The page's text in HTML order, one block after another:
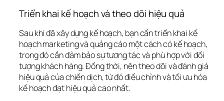
Triển khai kế hoạch và theo dõi hiệu quả
Sau khi đã xây dựng kế hoạch, bạn cần triển khai kế
hoạch marketing và quảng cáo một cách có kế hoạch,
trong đó cần đảm bảo sự tương tác và phù hợp với đối
tượng khách hàng. Đồng thời, nên theo dõi và đánh giá
hiệu quả của chiến dịch, từ đó điều chỉnh và tối ưu hóa
kế hoạch đạt hiệu quả cao nhất.